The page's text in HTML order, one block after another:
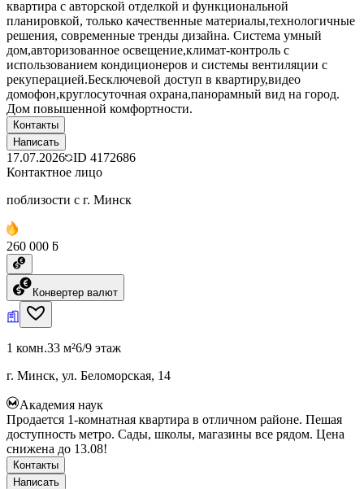
квартира с авторской отделкой и функциональной
планировкой, только качественные материалы,технологичные
решения, современные тренды дизайна. Система умный
дом,авторизованное освещение,климат-контроль с
использованием кондиционеров и системы вентиляции с
рекуперацией.Бесключевой доступ в квартиру,видео
домофон,круглосуточная охрана,панорамный вид на город.
Дом повышенной комфортности.
Контакты
Написать
17.07.2026 ID 4172686
Контактное лицо
поблизости с г. Минск
260 000 ƃ
Конвертер валют
1 комн.33 м²6/9 этаж
г. Минск, ул. Беломорская, 14
Академия наук
Продается 1-комнатная квартира в отличном районе. Пешая
доступность метро. Сады, школы, магазины все рядом. Цена
снижена до 13.08!
Контакты
Написать